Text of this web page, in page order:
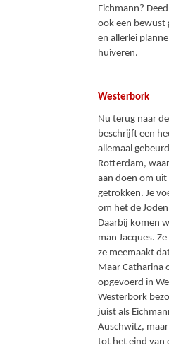
Eichmann?
ook een bewust
en allerlei
huiveren.
Westerbork
Nu terug naar
beschrijft een
allemaal
Rotterdam,
aan doen om uit
getrokken. Je
om het de
Daarbij komen
man Jacques.
ze meemaakt
Maar Catharina
opgevoerd in
Westerbork
juist als
Auschwitz,
tot het eind van